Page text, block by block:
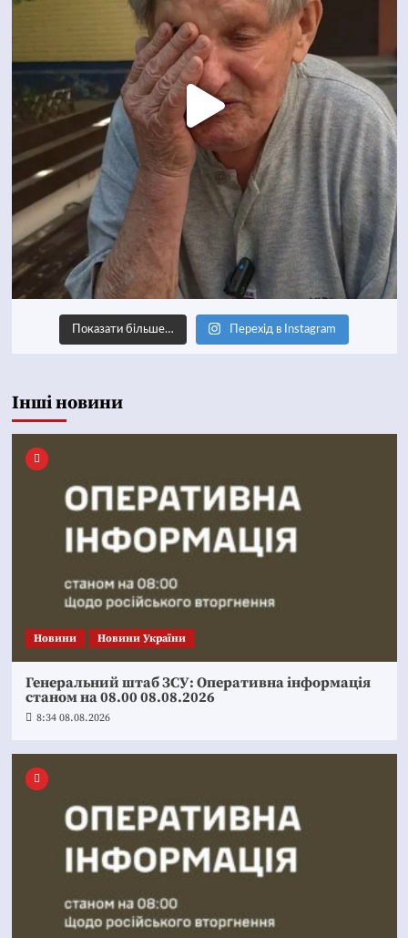
Показати більше… Перехід в Instagram
Інші новини
Новини Новини України
Генеральний штаб ЗСУ: Оперативна інформація
станом на 08.00 08.08.2026
8:34 08.08.2026